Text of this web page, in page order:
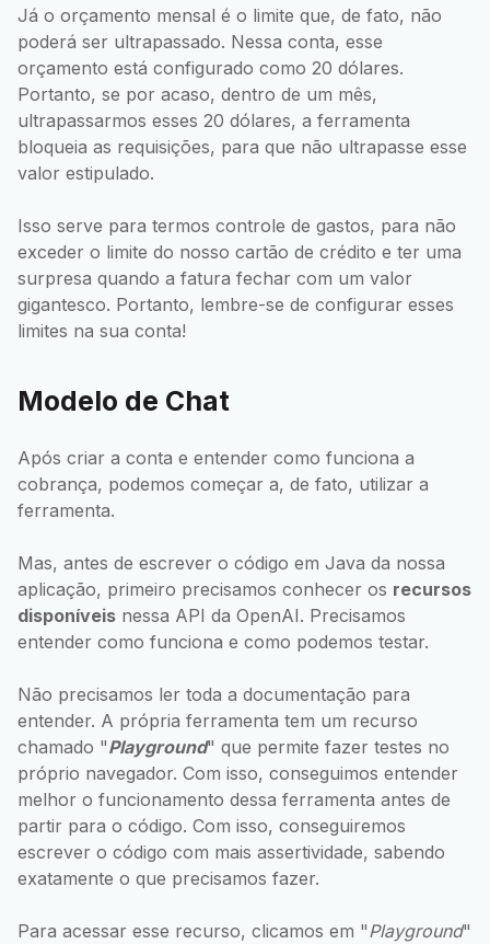
Já o orçamento mensal é o limite que, de fato, não
poderá ser ultrapassado. Nessa conta, esse
orçamento está configurado como 20 dólares.
Portanto, se por acaso, dentro de um mês,
ultrapassarmos esses 20 dólares, a ferramenta
bloqueia as requisições, para que não ultrapasse esse
valor estipulado.
Isso serve para termos controle de gastos, para não
exceder o limite do nosso cartão de crédito e ter uma
surpresa quando a fatura fechar com um valor
gigantesco. Portanto, lembre-se de configurar esses
limites na sua conta!
Modelo de Chat
Após criar a conta e entender como funciona a
cobrança, podemos começar a, de fato, utilizar a
ferramenta.
Mas, antes de escrever o código em Java da nossa
aplicação, primeiro precisamos conhecer os recursos
disponíveis nessa API da OpenAI. Precisamos
entender como funciona e como podemos testar.
Não precisamos ler toda a documentação para
entender. A própria ferramenta tem um recurso
chamado "Playground" que permite fazer testes no
próprio navegador. Com isso, conseguimos entender
melhor o funcionamento dessa ferramenta antes de
partir para o código. Com isso, conseguiremos
escrever o código com mais assertividade, sabendo
exatamente o que precisamos fazer.
Para acessar esse recurso, clicamos em "Playground"